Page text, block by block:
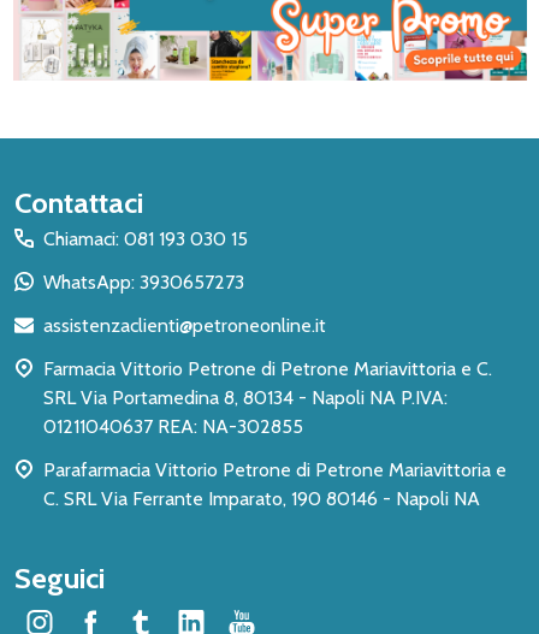
Inizio
del
piè
pagina
Contattaci
Chiamaci: 081 193 030 15
WhatsApp: 3930657273
assistenzaclienti@petroneonline.it
Farmacia Vittorio Petrone di Petrone Mariavittoria e C.
SRL Via Portamedina 8, 80134 - Napoli NA P.IVA:
01211040637 REA: NA-302855
Parafarmacia Vittorio Petrone di Petrone Mariavittoria e
C. SRL Via Ferrante Imparato, 190 80146 - Napoli NA
Seguici